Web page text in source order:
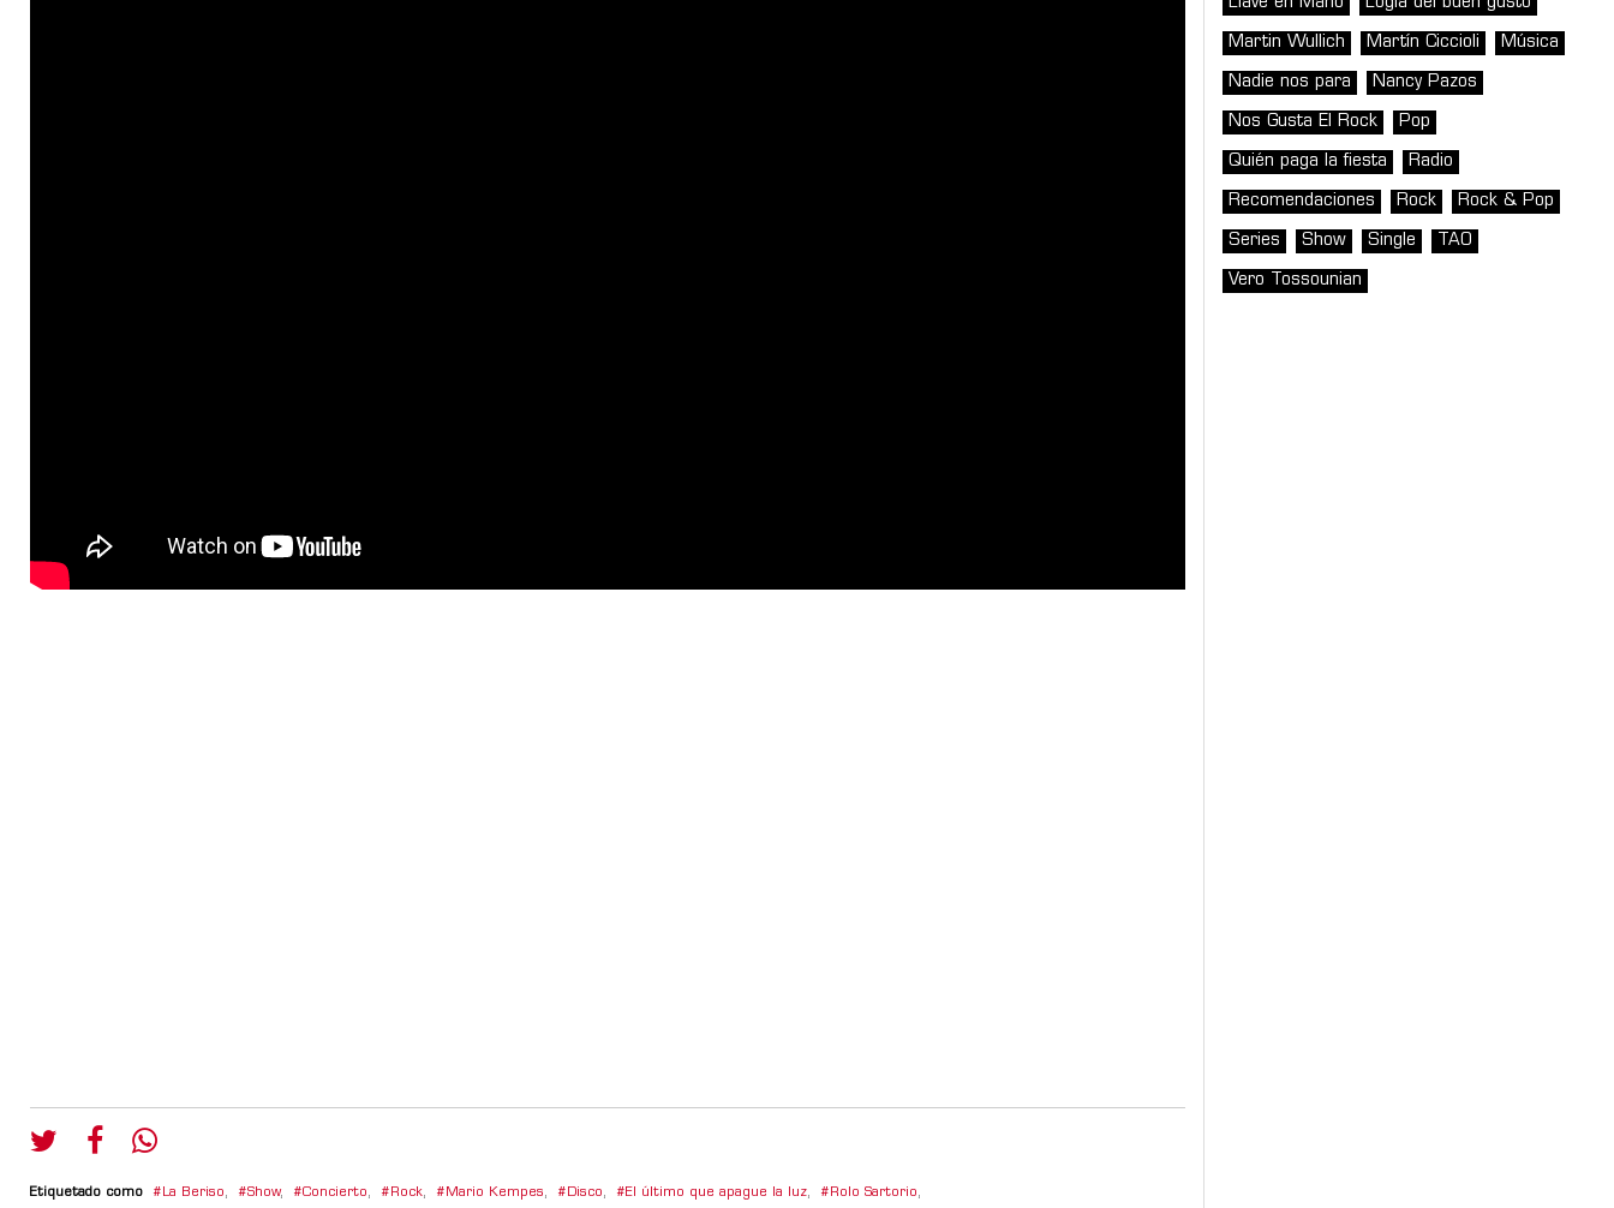
Etiquetado como La Beriso, Show, Concierto, Rock, Mario Kempes, Disco, El último que apague la luz, Rolo Sartorio,
Martin Wullich Martín Ciccioli Música
Nadie nos para Nancy Pazos
Nos Gusta El Rock Pop
Quién paga la fiesta Radio
Recomendaciones Rock Rock & Pop
Series Show Single TAO
Vero Tossounian